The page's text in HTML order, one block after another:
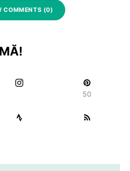
COMMENTS (0)
50